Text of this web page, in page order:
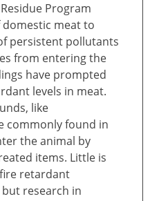
Program
meat to
persistent pollutants
from entering the
have prompted
levels in meat.
like
commonly found in
the animal by
items. Little is
retardant
research in